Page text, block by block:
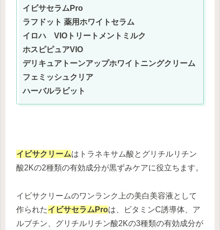
イビサセラムPro
ラフドット 薬用ホワイトセラム
イロハ VIOトリートメントミルク
ホスピピュアVIO
デリキュアトーンアップホワイトニングクリーム
フェミッシュクリア
ハーバルラビット
イビサクリームはトラネキサム酸とグリチルリチン
酸2Kの2種類の有効成分が黒ずみケアに役立ちます。
イビサクリームのワンランク上の美白美容液として
作られたイビサセラムProは、ビタミンC誘導体、ア
ルブチン、グリチルリチン酸2Kの3種類の有効成分が